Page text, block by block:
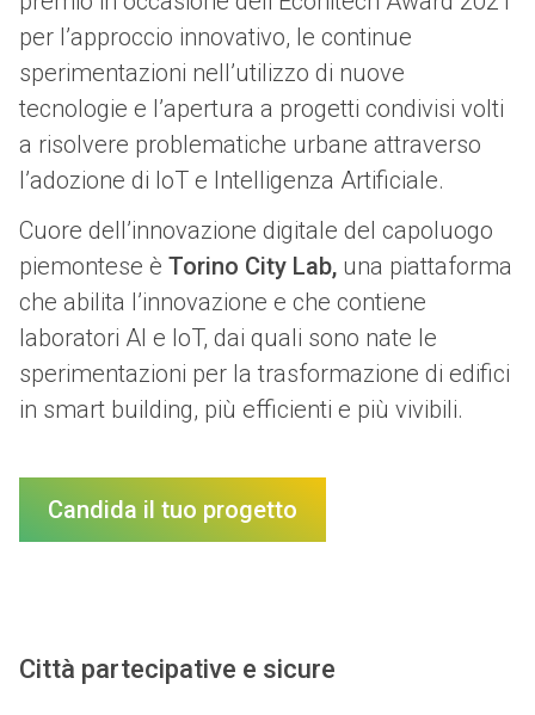
per l’approccio innovativo, le continue
sperimentazioni nell’utilizzo di nuove
tecnologie e l’apertura a progetti condivisi volti
a risolvere problematiche urbane attraverso
l’adozione di IoT e Intelligenza Artificiale.
Cuore dell’innovazione digitale del capoluogo
piemontese è Torino City Lab, una piattaforma
che abilita l’innovazione e che contiene
laboratori AI e IoT, dai quali sono nate le
sperimentazioni per la trasformazione di edifici
in smart building, più efficienti e più vivibili.
Candida il tuo progetto
Città partecipative e sicure